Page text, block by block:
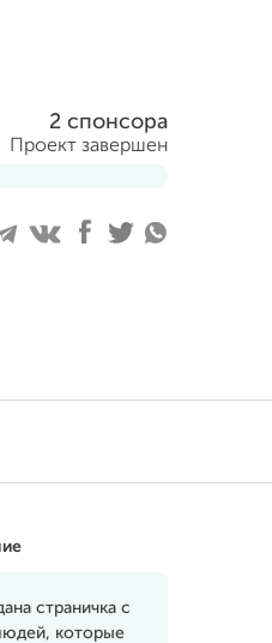
2 спонсора
Проект завершен
страничка с
которые